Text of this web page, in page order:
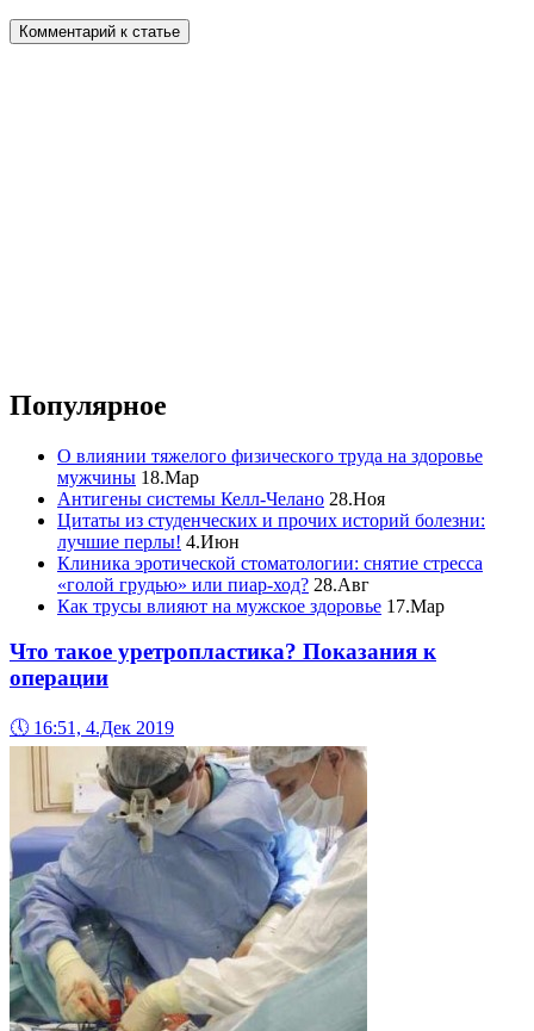
Популярное
О влиянии тяжелого физического труда на здоровье
мужчины 18.Мар
Антигены системы Келл-Челано 28.Ноя
Цитаты из студенческих и прочих историй болезни:
лучшие перлы! 4.Июн
Клиника эротической стоматологии: снятие стресса
«голой грудью» или пиар-ход? 28.Авг
Как трусы влияют на мужское здоровье 17.Мар
Что такое уретропластика? Показания к
операции
🕔 16:51, 4.Дек 2019